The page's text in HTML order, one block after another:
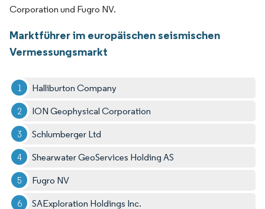
Corporation und Fugro NV.
Marktführer im europäischen seismischen
Vermessungsmarkt
Halliburton Company
ION Geophysical Corporation
Schlumberger Ltd
Shearwater GeoServices Holding AS
Fugro NV
SAExploration Holdings Inc.